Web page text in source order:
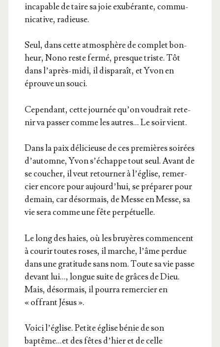
inca­pable de taire sa joie exu­bé­rante, com­mu­
ni­ca­tive, radieuse.
Seul, dans cette atmo­sphère de com­plet bon­
heur, Nono reste fer­mé, presque triste. Tôt
dans l’après-midi, il dis­pa­raît, et Yvon en
éprouve un souci.
Cepen­dant, cette jour­née qu’on vou­drait rete­
nir va pas­ser comme les autres… Le soir vient.
Dans la paix déli­cieuse de ces pre­mières soi­rées
d’automne, Yvon s’échappe tout seul. Avant de
se cou­cher, il veut retour­ner à l’église, remer­
cier encore pour aujourd’hui, se pré­pa­rer pour
demain, car désor­mais, de Messe en Messe, sa
vie sera comme une fête perpétuelle.
Le long des haies, où les bruyères com­mencent
à cou­rir toutes roses, il marche, l’âme per­due
dans une gra­ti­tude sans nom. Toute sa vie passe
devant lui…, longue suite de grâces de Dieu.
Mais, désor­mais, il pour­ra remer­cier en
« offrant Jésus ».
Voi­ci l’église. Petite église bénie de son
baptême…et des fêtes d’hier et de celle